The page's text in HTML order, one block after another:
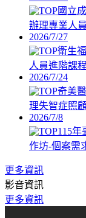
國立
辦理專業人
2026/7/27
衛生
人員進階課
2026/7/24
奇美
理失智症照
2026/7/8
115年
作坊-個案需
更多資訊
影音資訊
更多資訊